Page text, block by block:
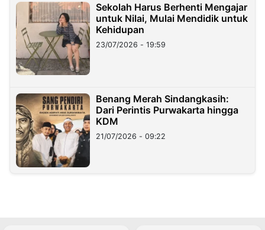
Sekolah Harus Berhenti Mengajar
untuk Nilai, Mulai Mendidik untuk
Kehidupan
23/07/2026 - 19:59
Benang Merah Sindangkasih:
Dari Perintis Purwakarta hingga
KDM
21/07/2026 - 09:22